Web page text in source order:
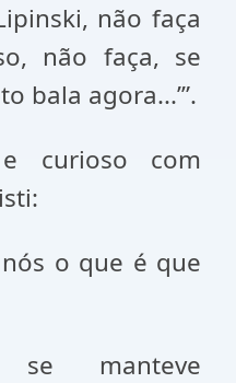
não faça
não faça, se
bala agora...’”.
curioso com
o que é que
se manteve